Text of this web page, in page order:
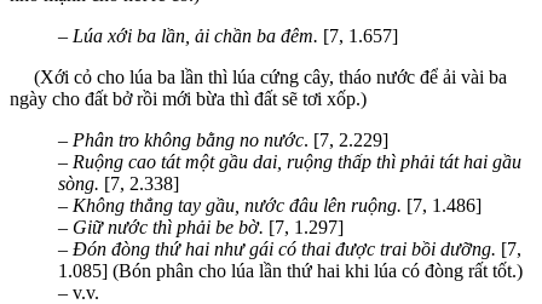
– Lúa xới ba lần, ải chần ba đêm. [7, 1.657]
(Xới cỏ cho lúa ba lần thì lúa cứng cây, tháo nước để ải vài ba
ngày cho đất bở rồi mới bừa thì đất sẽ tơi xốp.)
– Phân tro không bằng no nước. [7, 2.229]
– Ruộng cao tát một gầu dai, ruộng thấp thì phải tát hai gầu
sòng. [7, 2.338]
– Không thẳng tay gầu, nước đâu lên ruộng. [7, 1.486]
– Giữ nước thì phải be bờ. [7, 1.297]
– Đón đòng thứ hai như gái có thai được trai bồi dưỡng. [7,
1.085] (Bón phân cho lúa lần thứ hai khi lúa có đòng rất tốt.)
– v.v.